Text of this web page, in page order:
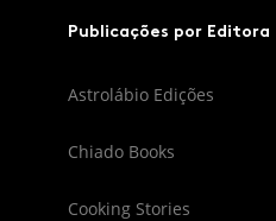
Publicações por Editora
Astrolábio Edições
Chiado Books
Cooking Stories